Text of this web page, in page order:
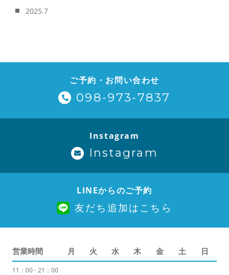
2025.7
ご予約・お問い合わせ
098-973-7837
Instagram
Instagram
LINEからのご予約
友だち追加はこちら
営業時間 月 火 水 木 金 土 日
11：00 - 21：00